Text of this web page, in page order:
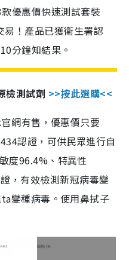
優惠價快速測試套裝
！產品已獲衛生署認
分鐘知結果。
檢測試劑 >>按此選購<<
網有售，優惠價只要
認證，可供民眾進行自
度96.4%、特異性
，有效檢測新冠病毒變
變種病毒。使用鼻拭子